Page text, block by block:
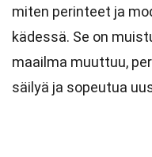
miten perinteet ja
kädessä. Se on
maailma muuttuu,
säilyä ja sopeutua